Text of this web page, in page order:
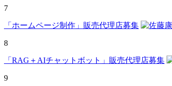
7
「ホームページ制作」販売代理店募集
8
「RAG＋AIチャットボット」販売代理店募集
9